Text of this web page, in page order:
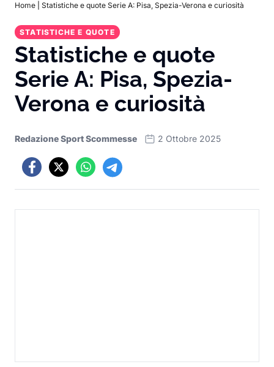
Home Statistiche e quote Serie A: Pisa, Spezia-Verona e curiosità
STATISTICHE E QUOTE
Statistiche e quote
Serie A: Pisa, Spezia-
Verona e curiosità
Redazione Sport Scommesse 2 Ottobre 2025